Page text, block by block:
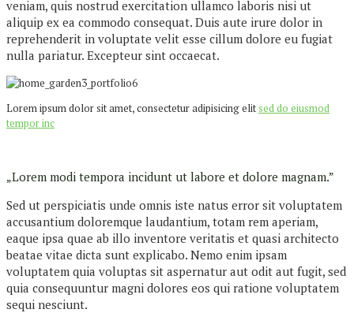
veniam, quis nostrud exercitation ullamco laboris nisi ut
aliquip ex ea commodo consequat. Duis aute irure dolor in
reprehenderit in voluptate velit esse cillum dolore eu fugiat
nulla pariatur. Excepteur sint occaecat.
Lorem ipsum dolor sit amet, consectetur adipisicing elitsed do eiusmod
tempor inc
„Lorem modi tempora incidunt ut labore et dolore magnam.”
Sed ut perspiciatis unde omnis iste natus error sit voluptatem
accusantium doloremque laudantium, totam rem aperiam,
eaque ipsa quae ab illo inventore veritatis et quasi architecto
beatae vitae dicta sunt explicabo. Nemo enim ipsam
voluptatem quia voluptas sit aspernatur aut odit aut fugit, sed
quia consequuntur magni dolores eos qui ratione voluptatem
sequi nesciunt.